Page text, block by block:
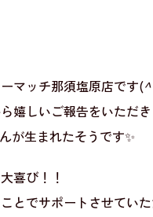
マッチ那須塩原店です(
嬉しいご報告をいただ
が生まれたそうです✨
喜び！！
とでサポートさせてい